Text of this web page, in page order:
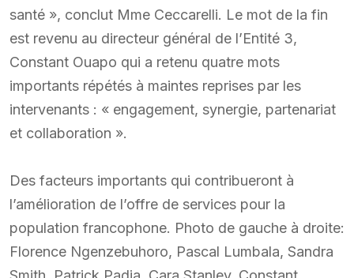
santé », conclut Mme Ceccarelli. Le mot de la fin
est revenu au directeur général de l’Entité 3,
Constant Ouapo qui a retenu quatre mots
importants répétés à maintes reprises par les
intervenants : « engagement, synergie, partenariat
et collaboration ».
Des facteurs importants qui contribueront à
l’amélioration de l’offre de services pour la
population francophone. Photo de gauche à droite:
Florence Ngenzebuhoro, Pascal Lumbala, Sandra